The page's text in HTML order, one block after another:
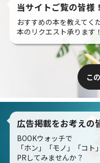
当サイトご覧の皆様！
おすすめの本を教えてく
本のリクエスト承ります！
こ
広告掲載をお考えの
BOOKウォッチで
「ホン」「モノ」「コト
PRしてみませんか？